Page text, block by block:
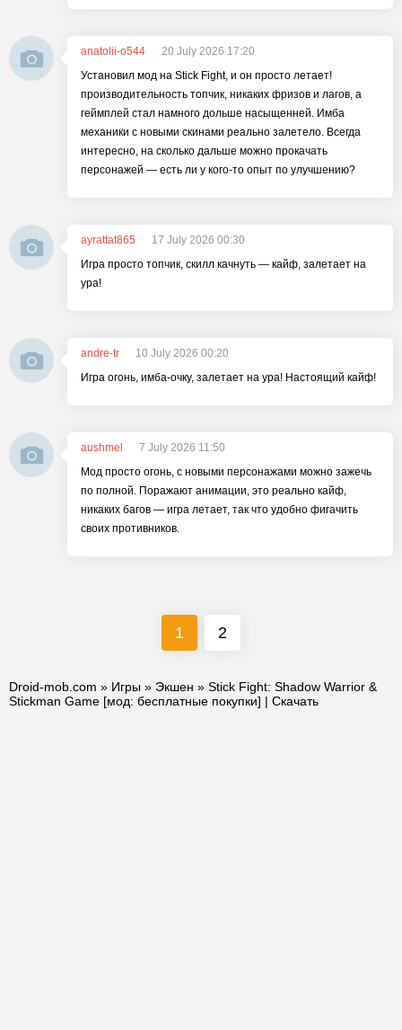
anatolii-o544
20 July 2026 17:20
Установил мод на Stick Fight, и он просто летает!
производительность топчик, никаких фризов и лагов, а
геймплей стал намного дольше насыщенней. Имба
механики с новыми скинами реально залетело. Всегда
интересно, на сколько дальше можно прокачать
персонажей — есть ли у кого-то опыт по улучшению?
ayrattat865
17 July 2026 00:30
Игра просто топчик, скилл качнуть — кайф, залетает на
ура!
andre-tr
10 July 2026 00:20
Игра огонь, имба-очку, залетает на ура! Настоящий кайф!
aushmel
7 July 2026 11:50
Мод просто огонь, с новыми персонажами можно зажечь
по полной. Поражают анимации, это реально кайф,
никаких багов — игра летает, так что удобно фигачить
своих противников.
1 2
Droid-mob.com » Игры » Экшен » Stick Fight: Shadow Warrior &
Stickman Game [мод: бесплатные покупки] | Скачать